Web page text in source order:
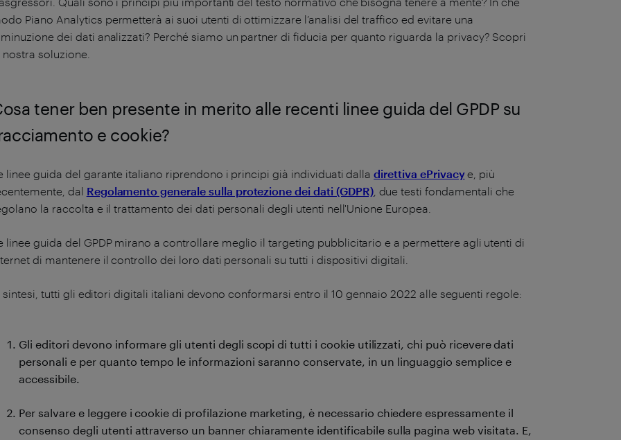
Piano Analytics permetterà ai suoi utenti di ottimizzare l’analisi del traffico ed evitare una
dei dati analizzati? Perché siamo un partner di fiducia per quanto riguarda la privacy? Scopri
nostra soluzione.
tener ben presente in merito alle recenti linee guida del GPDP su
e cookie?
linee guida del garante italiano riprendono i principi già individuati dalladirettiva ePrivacye, più
dal Regolamento generale sulla protezione dei dati (GDPR), due testi fondamentali che
la raccolta e il trattamento dei dati personali degli utenti nell'Unione Europea.
linee guida del GPDP mirano a controllare meglio il targeting pubblicitario e a permettere agli utenti di
di mantenere il controllo dei loro dati personali su tutti i dispositivi digitali.
sintesi, tutti gli editori digitali italiani devono conformarsi entro il 10 gennaio 2022 alle seguenti regole:
Gli editori devono informare gli utenti degli scopi di tutti i cookie utilizzati, chi può ricevere dati
personali e per quanto tempo le informazioni saranno conservate, in un linguaggio semplice e
accessibile.
Per salvare e leggere i cookie di profilazione marketing, è necessario chiedere espressamente il
consenso degli utenti attraverso un banner chiaramente identificabile sulla pagina web visitata. E,